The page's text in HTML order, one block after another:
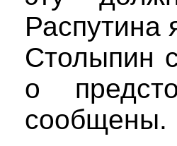
Распутина
Столыпин
о
сообщены.